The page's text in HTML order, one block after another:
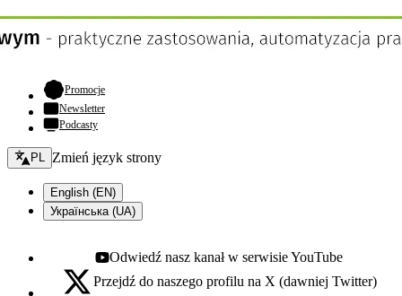
Promocje- otwiera się w nowej karcie
Newsletter
Podcasty
Zmień język - bieżący:
PL Zmień język strony
English (EN)
Українська (UA)
Youtube - otwiera się w nowej karcie
Odwiedź nasz kanał w serwisie YouTube
X - otwiera się w nowej karcie
Przejdź do naszego profilu na X (dawniej Twitter)